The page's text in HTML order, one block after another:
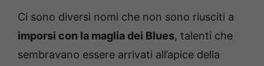
Ci sono diversi nomi che non sono riusciti a
imporsi con la maglia dei Blues, talenti che
sembravano essere arrivati all’apice della